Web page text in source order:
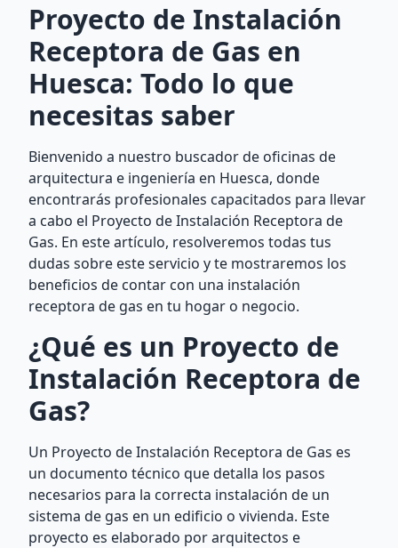
Proyecto de Instalación
Receptora de Gas en
Huesca: Todo lo que
necesitas saber
Bienvenido a nuestro buscador de oficinas de
arquitectura e ingeniería en Huesca, donde
encontrarás profesionales capacitados para llevar
a cabo el Proyecto de Instalación Receptora de
Gas. En este artículo, resolveremos todas tus
dudas sobre este servicio y te mostraremos los
beneficios de contar con una instalación
receptora de gas en tu hogar o negocio.
¿Qué es un Proyecto de
Instalación Receptora de
Gas?
Un Proyecto de Instalación Receptora de Gas es
un documento técnico que detalla los pasos
necesarios para la correcta instalación de un
sistema de gas en un edificio o vivienda. Este
proyecto es elaborado por arquitectos e